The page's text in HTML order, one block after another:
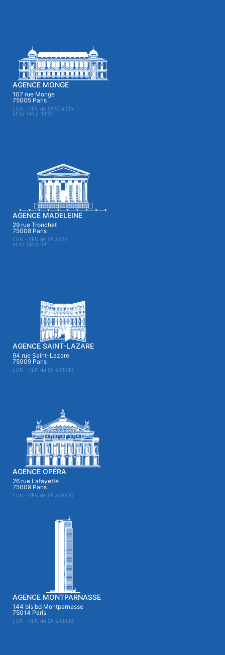
AGENCE MONGE
107 rue Monge
75005 Paris
LUN - VEN de 9h30 à 13h
et de 14h à 18h30
AGENCE MADELEINE
29 rue Tronchet
75008 Paris
LUN - VEN de 9h à 13h
et de 14h à 19h
AGENCE SAINT-LAZARE
94 rue Saint-Lazare
75009 Paris
LUN - VEN de 9h à 18h30
AGENCE OPÉRA
26 rue Lafayette
75009 Paris
LUN - VEN de 9h à 18h30
AGENCE MONTPARNASSE
144 bis bd Montparnasse
75014 Paris
LUN - VEN de 9h à 18h30